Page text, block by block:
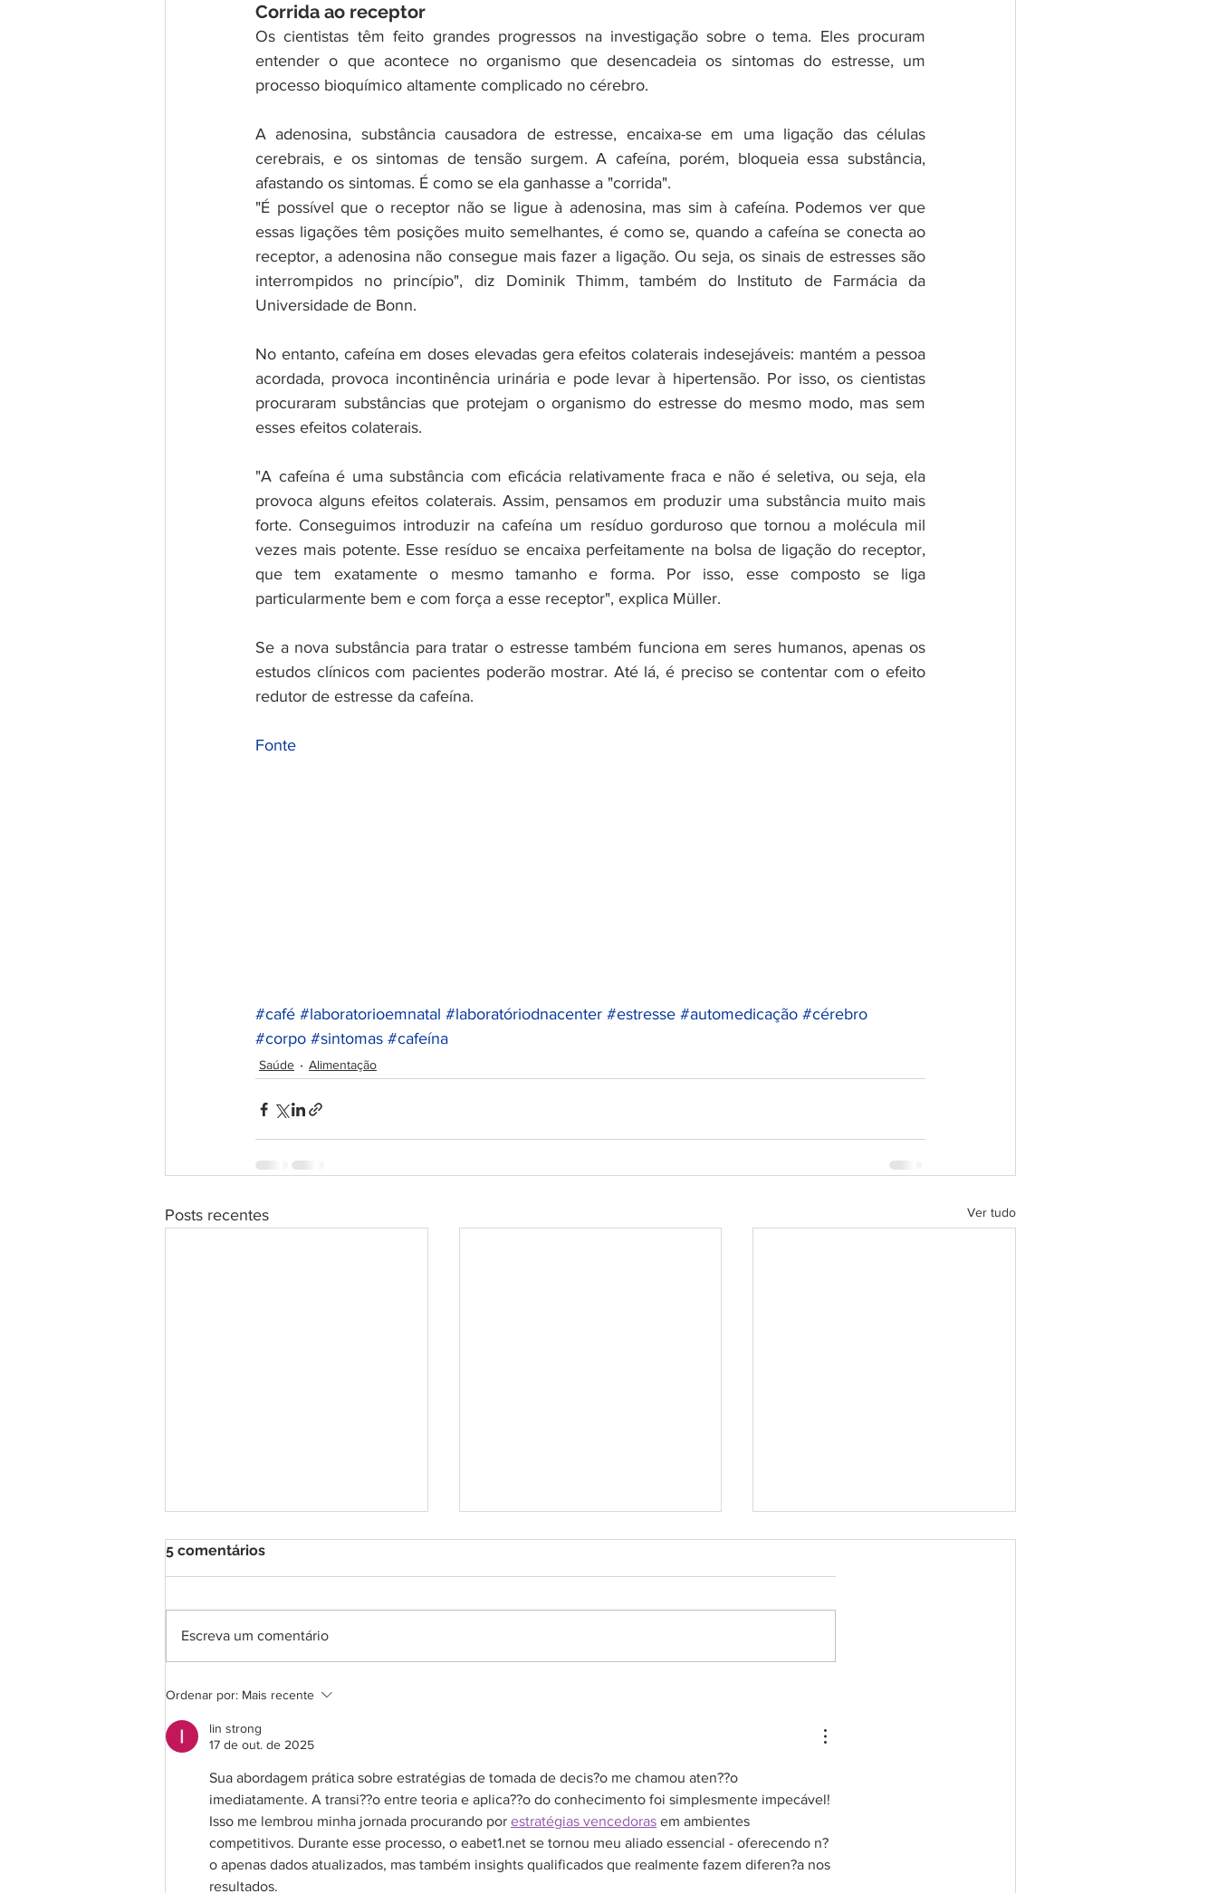
Corrida ao receptor
Os cientistas têm feito grandes progressos na investigação sobre o tema. Eles procuram
entender o que acontece no organismo que desencadeia os sintomas do estresse, um
processo bioquímico altamente complicado no cérebro.
A adenosina, substância causadora de estresse, encaixa-se em uma ligação das células
cerebrais, e os sintomas de tensão surgem. A cafeína, porém, bloqueia essa substância,
afastando os sintomas. É como se ela ganhasse a "corrida".
"É possível que o receptor não se ligue à adenosina, mas sim à cafeína. Podemos ver que
essas ligações têm posições muito semelhantes, é como se, quando a cafeína se conecta ao
receptor, a adenosina não consegue mais fazer a ligação. Ou seja, os sinais de estresses são
interrompidos no princípio", diz Dominik Thimm, também do Instituto de Farmácia da
Universidade de Bonn.
No entanto, cafeína em doses elevadas gera efeitos colaterais indesejáveis: mantém a pessoa
acordada, provoca incontinência urinária e pode levar à hipertensão. Por isso, os cientistas
procuraram substâncias que protejam o organismo do estresse do mesmo modo, mas sem
esses efeitos colaterais.
"A cafeína é uma substância com eficácia relativamente fraca e não é seletiva, ou seja, ela
provoca alguns efeitos colaterais. Assim, pensamos em produzir uma substância muito mais
forte. Conseguimos introduzir na cafeína um resíduo gorduroso que tornou a molécula mil
vezes mais potente. Esse resíduo se encaixa perfeitamente na bolsa de ligação do receptor,
que tem exatamente o mesmo tamanho e forma. Por isso, esse composto se liga
particularmente bem e com força a esse receptor", explica Müller.
Se a nova substância para tratar o estresse também funciona em seres humanos, apenas os
estudos clínicos com pacientes poderão mostrar. Até lá, é preciso se contentar com o efeito
redutor de estresse da cafeína.
Fonte
#café #laboratorioemnatal #laboratóriodnacenter #estresse #automedicação #cérebro
#corpo #sintomas #cafeína
Saúde Alimentação
Posts recentes Ver tudo
COMUNICADO
IMPORTANTE! A respeito
do exame para diagnóstico
do Coronavírus.
disposição
5 comentários
Escreva um comentário
Ordenar por: Mais recente
lin strong
17 de out. de 2025
Sua abordagem prática sobre estratégias de tomada de decis?o me chamou aten??o
imediatamente. A transi??o entre teoria e aplica??o do conhecimento foi simplesmente impecável!
Isso me lembrou minha jornada procurando por estratégias vencedoras em ambientes
competitivos. Durante esse processo, o eabet1.net se tornou meu aliado essencial - oferecendo n?
o apenas dados atualizados, mas também insights qualificados que realmente fazem diferen?a nos
resultados.